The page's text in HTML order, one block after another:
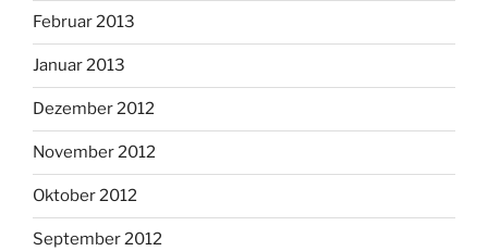
Februar 2013
Januar 2013
Dezember 2012
November 2012
Oktober 2012
September 2012